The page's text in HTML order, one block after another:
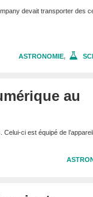
devait transporter des
ASTRONOMIE,
au
ci est équipé de